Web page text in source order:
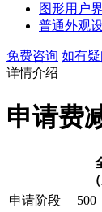
图形用户
普通外观
免费咨询 如有
详情介绍
申请费
申请阶段
500